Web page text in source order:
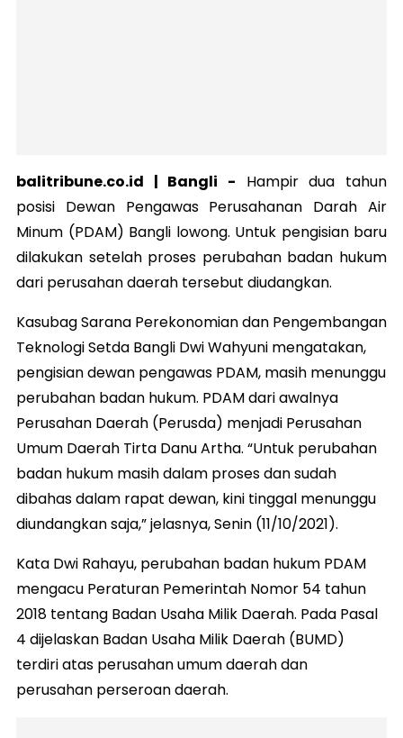
balitribune.co.id | Bangli - Hampir dua tahun
posisi Dewan Pengawas Perusahanan Darah Air
Minum (PDAM) Bangli lowong. Untuk pengisian baru
dilakukan setelah proses perubahan badan hukum
dari perusahan daerah tersebut diudangkan.
Kasubag Sarana Perekonomian dan Pengembangan
Teknologi Setda Bangli Dwi Wahyuni mengatakan,
pengisian dewan pengawas PDAM, masih menunggu
perubahan badan hukum. PDAM dari awalnya
Perusahan Daerah (Perusda) menjadi Perusahan
Umum Daerah Tirta Danu Artha. “Untuk perubahan
badan hukum masih dalam proses dan sudah
dibahas dalam rapat dewan, kini tinggal menunggu
diundangkan saja,” jelasnya, Senin (11/10/2021).
Kata Dwi Rahayu, perubahan badan hukum PDAM
mengacu Peraturan Pemerintah Nomor 54 tahun
2018 tentang Badan Usaha Milik Daerah. Pada Pasal
4 dijelaskan Badan Usaha Milik Daerah (BUMD)
terdiri atas perusahan umum daerah dan
perusahan perseroan daerah.